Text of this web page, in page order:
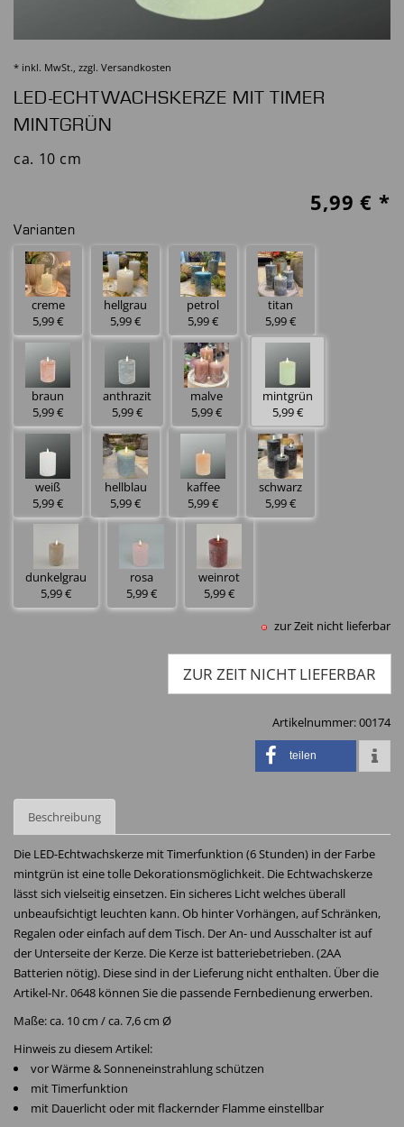
* inkl. MwSt., zzgl. Versandkosten
LED-ECHTWACHSKERZE MIT TIMER
MINTGRÜN
ca. 10 cm
5,99 € *
Varianten
creme
5,99 €
hellgrau
5,99 €
petrol
5,99 €
titan
5,99 €
braun
5,99 €
anthrazit
5,99 €
malve
5,99 €
mintgrün
5,99 €
weiß
5,99 €
hellblau
5,99 €
kaffee
5,99 €
schwarz
5,99 €
dunkelgrau
5,99 €
rosa
5,99 €
weinrot
5,99 €
zur Zeit nicht lieferbar
ZUR ZEIT NICHT LIEFERBAR
Artikelnummer:00174
teilen
Beschreibung
Die LED-Echtwachskerze mit Timerfunktion (6 Stunden) in der Farbe
mintgrün ist eine tolle Dekorationsmöglichkeit. Die Echtwachskerze
lässt sich vielseitig einsetzen. Ein sicheres Licht welches überall
unbeaufsichtigt leuchten kann. Ob hinter Vorhängen, auf Schränken,
Regalen oder einfach auf dem Tisch. Der An- und Ausschalter ist auf
der Unterseite der Kerze. Die Kerze ist batteriebetrieben. (2AA
Batterien nötig). Diese sind in der Lieferung nicht enthalten. Über die
Artikel-Nr. 0648 können Sie die passende Fernbedienung erwerben.
Maße: ca. 10 cm / ca. 7,6 cm Ø
Hinweis zu diesem Artikel:
vor Wärme & Sonneneinstrahlung schützen
mit Timerfunktion
mit Dauerlicht oder mit flackernder Flamme einstellbar